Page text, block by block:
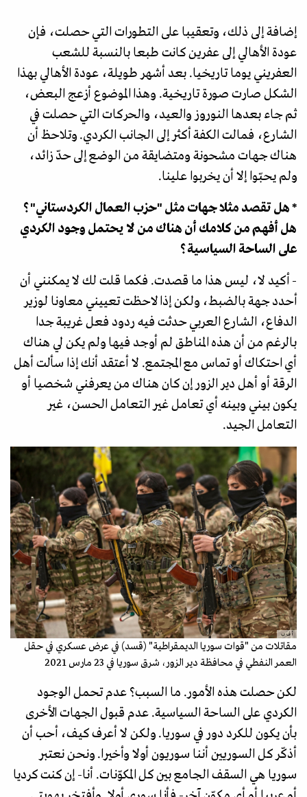
إضافة إلى ذلك، وتعقيبا على التطورات التي حصلت، فإن
عودة الأهالي إلى عفرين كانت طبعا بالنسبة للشعب
العفريني يوما تاريخيا. بعد أشهر طويلة، عودة الأهالي بهذا
الشكل صارت صورة تاريخية. وهذا الموضوع أزعج البعض،
ثم جاء بعدها النوروز والعيد، والحركات التي حصلت في
الشارع، فمالت الكفة أكثر إلى الجانب الكردي. وتلاحظ أن
هناك جهات مشحونة ومتضايقة من الوضع إلى حدّ زائد،
ولم يحبّوا إلا أن يخربوا علينا.
* هل تقصد مثلا جهات مثل "حزب العمال الكردستاني"؟
هل أفهم من كلامك أن هناك من لا يحتمل وجود الكردي
على الساحة السياسية؟
- أكيد لا، ليس هذا ما قصدت. فكما قلت لك لا يمكنني أن
أحدد جهة بالضبط، ولكن إذا لاحظت تعييني معاونا لوزير
الدفاع، الشارع العربي حدثت فيه ردود فعل غريبة جدا
بالرغم من أن هذه المناطق لم أوجد فيها ولم يكن لي هناك
أي احتكاك أو تماس مع المجتمع. لا أعتقد أنك إذا سألت أهل
الرقة أو أهل دير الزور إن كان هناك من يعرفني شخصيا أو
يكون بيني وبينه أي تعامل غير التعامل الحسن، غير
التعامل الجيد.
أ ف ب
مقاتلات من "قوات سوريا الديمقراطية" (قسد) في عرض عسكري في حقل
العمر النفطي في محافظة دير الزور، شرق سوريا في 23 مارس 2021
لكن حصلت هذه الأمور. ما السبب؟ عدم تحمل الوجود
الكردي على الساحة السياسية. عدم قبول الجهات الأخرى
بأن يكون للكرد دور في سوريا. ولكن لا أعرف كيف، أحب أن
أذكّر كل السوريين أننا سوريون أولا وأخيرا. ونحن نعتبر
سوريا هي السقف الجامع بين كل المكوّنات. أنا- إن كنت كرديا